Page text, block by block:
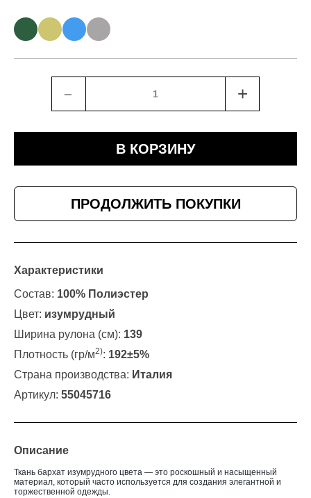
﹣ +
В КОРЗИНУ
ПРОДОЛЖИТЬ ПОКУПКИ
Характеристики
Состав: 100% Полиэстер
Цвет: изумрудный
Ширина рулона (см): 139
Плотность (гр/м2): 192±5%
Страна производства: Италия
Артикул: 55045716
Описание
Ткань бархат изумрудного цвета — это роскошный и насыщенный
материал, который часто используется для создания элегантной и
торжественной одежды.